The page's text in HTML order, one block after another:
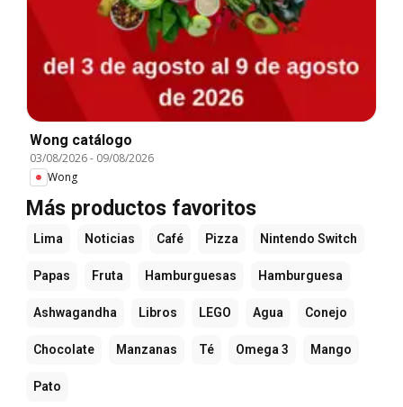
Wong catálogo
03/08/2026- 09/08/2026
Wong
Más productos favoritos
Lima Noticias Café Pizza Nintendo Switch
Papas Fruta Hamburguesas Hamburguesa
Ashwagandha Libros LEGO Agua Conejo
Chocolate Manzanas Té Omega 3 Mango
Pato